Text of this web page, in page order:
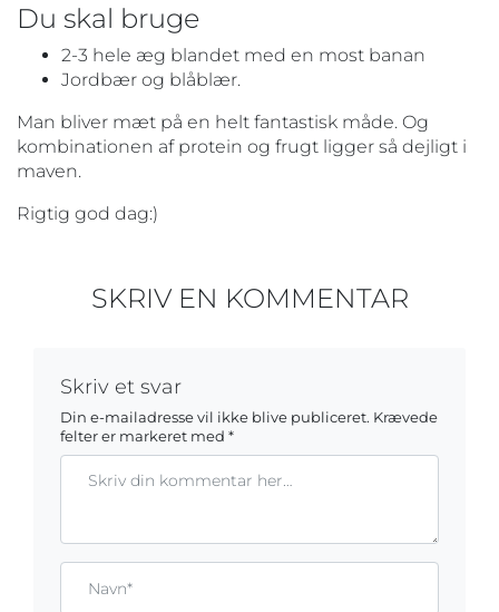
Du skal bruge
2-3 hele æg blandet med en most banan
Jordbær og blåblær.
Man bliver mæt på en helt fantastisk måde. Og
kombinationen af protein og frugt ligger så dejligt i
maven.
Rigtig god dag:)
SKRIV EN KOMMENTAR
Skriv et svar
Din e-mailadresse vil ikke blive publiceret. Krævede
felter er markeret med *